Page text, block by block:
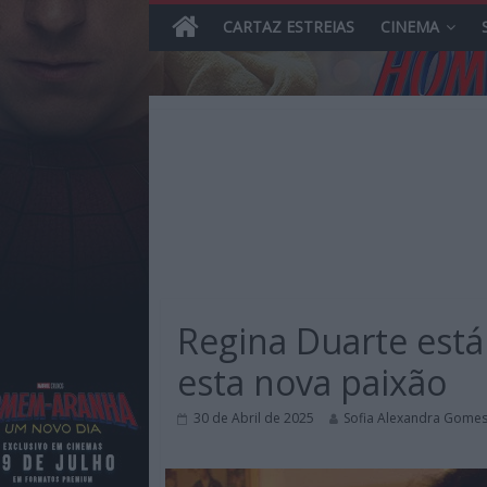
Reviews
sobre
CARTAZ ESTREIAS CINEMA
Regina Duarte
esta nova paixão
30 de Abril de 2025 Sofia Alexandra Gomes